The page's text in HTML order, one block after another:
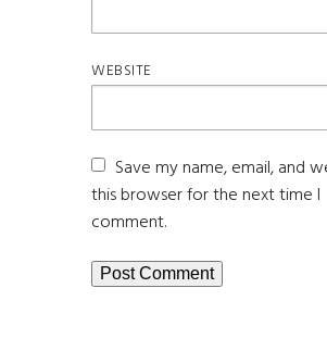
WEBSITE
Save my name, email, and
this browser for the next time I
comment.